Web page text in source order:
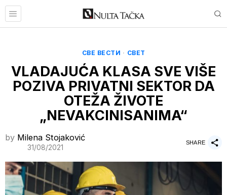
СВЕ ВЕСТИ · СВЕТ
VLADAJUĆA KLASA SVE VIŠE
POZIVA PRIVATNI SEKTOR DA
OTEŽA ŽIVOTE
„NEVAKCINISANIMA“
by Milena Stojaković
31/08/2021
SHARE